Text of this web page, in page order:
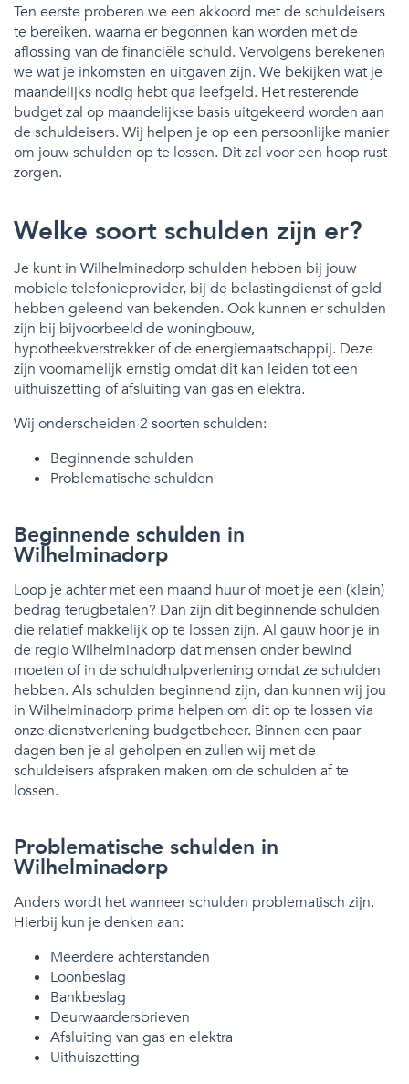
Ten eerste proberen we een akkoord met de schuldeisers
te bereiken, waarna er begonnen kan worden met de
aflossing van de financiële schuld. Vervolgens berekenen
we wat je inkomsten en uitgaven zijn. We bekijken wat je
maandelijks nodig hebt qua leefgeld. Het resterende
budget zal op maandelijkse basis uitgekeerd worden aan
de schuldeisers. Wij helpen je op een persoonlijke manier
om jouw schulden op te lossen. Dit zal voor een hoop rust
zorgen.
Welke soort schulden zijn er?
Je kunt in Wilhelminadorp schulden hebben bij jouw
mobiele telefonieprovider, bij de belastingdienst of geld
hebben geleend van bekenden. Ook kunnen er schulden
zijn bij bijvoorbeeld de woningbouw,
hypotheekverstrekker of de energiemaatschappij. Deze
zijn voornamelijk ernstig omdat dit kan leiden tot een
uithuiszetting of afsluiting van gas en elektra.
Wij onderscheiden 2 soorten schulden:
Beginnende schulden
Problematische schulden
Beginnende schulden in
Wilhelminadorp
Loop je achter met een maand huur of moet je een (klein)
bedrag terugbetalen? Dan zijn dit beginnende schulden
die relatief makkelijk op te lossen zijn. Al gauw hoor je in
de regio Wilhelminadorp dat mensen onder bewind
moeten of in de schuldhulpverlening omdat ze schulden
hebben. Als schulden beginnend zijn, dan kunnen wij jou
in Wilhelminadorp prima helpen om dit op te lossen via
onze dienstverlening budgetbeheer. Binnen een paar
dagen ben je al geholpen en zullen wij met de
schuldeisers afspraken maken om de schulden af te
lossen.
Problematische schulden in
Wilhelminadorp
Anders wordt het wanneer schulden problematisch zijn.
Hierbij kun je denken aan:
Meerdere achterstanden
Loonbeslag
Bankbeslag
Deurwaardersbrieven
Afsluiting van gas en elektra
Uithuiszetting